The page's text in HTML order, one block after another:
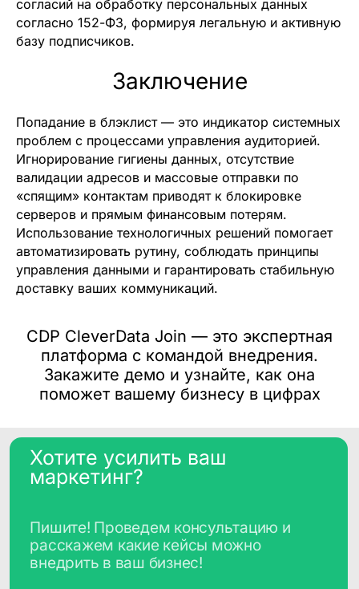
согласий на обработку персональных данных
согласно 152-ФЗ, формируя легальную и активную
базу подписчиков.
Заключение
Попадание в блэклист — это индикатор системных
проблем с процессами управления аудиторией.
Игнорирование гигиены данных, отсутствие
валидации адресов и массовые отправки по
«спящим» контактам приводят к блокировке
серверов и прямым финансовым потерям.
Использование технологичных решений помогает
автоматизировать рутину, соблюдать принципы
управления данными и гарантировать стабильную
доставку ваших коммуникаций.
CDP CleverData Join — это экспертная
платформа с командой внедрения.
Закажите демо и узнайте, как она
поможет вашему бизнесу в цифрах